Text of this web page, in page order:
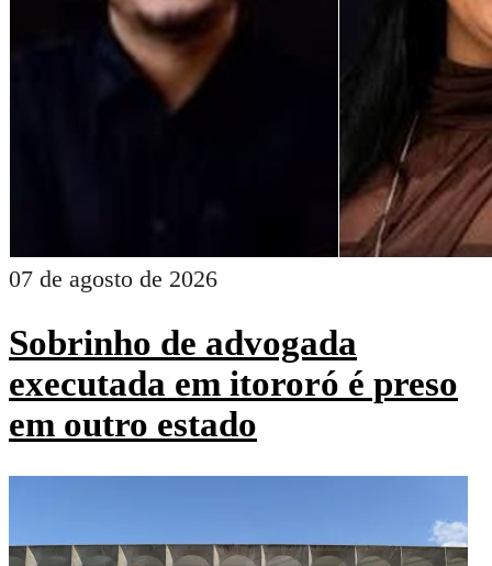
07 de agosto de 2026
Sobrinho de advogada
executada em itororó é preso
em outro estado